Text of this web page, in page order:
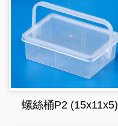
螺絲桶P2 (15x11x5)